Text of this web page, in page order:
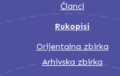
Članci
Rukopisi
Orijentalna zbirka
Arhivska zbirka